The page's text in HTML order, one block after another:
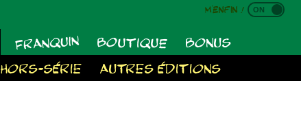
M'enfin !
FRANQUIN BOUTIQUE
BONUS
HORS-SÉRIE AUTRES ÉDITIONS